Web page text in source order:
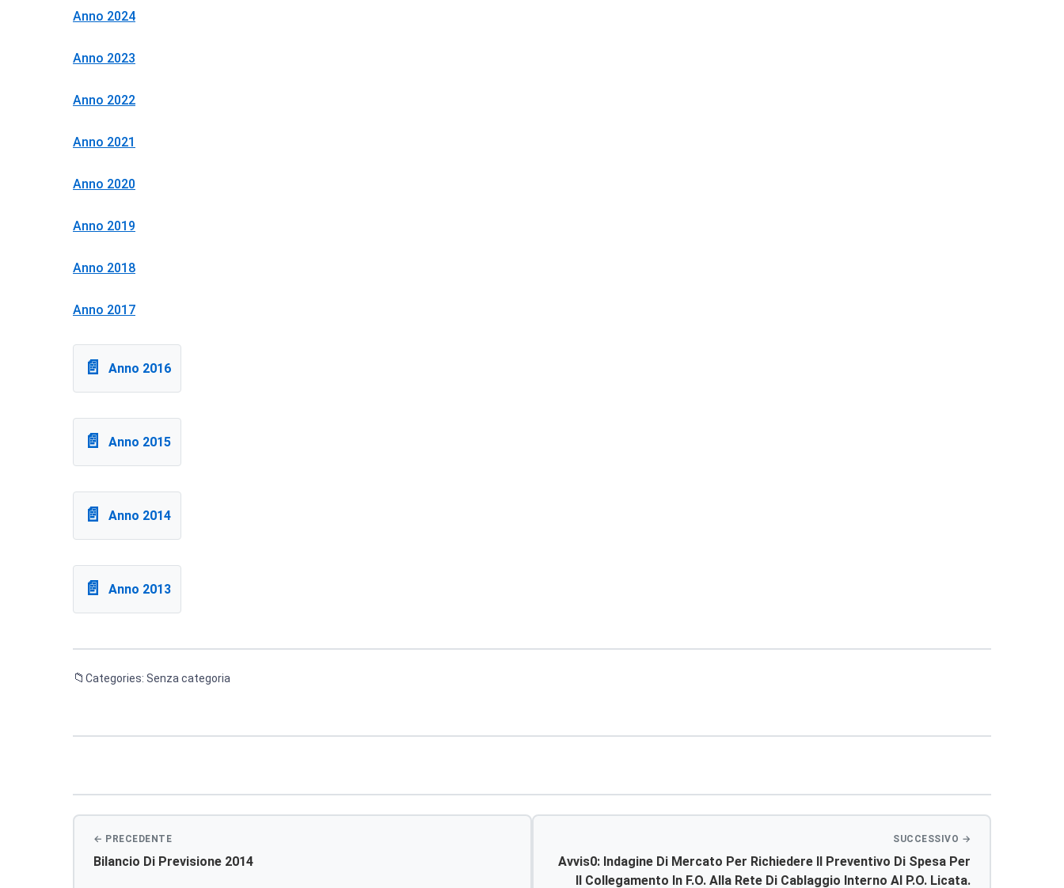
Anno 2024
Anno 2023
Anno 2022
Anno 2021
Anno 2020
Anno 2019
Anno 2018
Anno 2017
Anno 2016
Anno 2015
Anno 2014
Anno 2013
Categories: Senza categoria
articoli
Bilancio Di Previsione 2014
Avvis0: Indagine Di Mercato Per Richiedere Il Preventivo Di Spesa Per
Il Collegamento In F.o. Alla Rete Di Cablaggio Interno Al P.o. Licata.